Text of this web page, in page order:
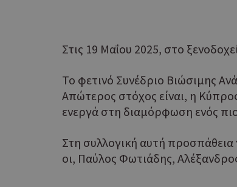
Στις 19 Μαΐου 2025, στο
Το φετινό Συνέδριο Βιώσιμης
Απώτερος στόχος είναι, η
ενεργά στη διαμόρφωση ενός
Στη συλλογική αυτή
οι, Παύλος Φωτιάδης,